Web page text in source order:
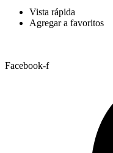
Vista rápida
Agregar a favoritos
Facebook-f